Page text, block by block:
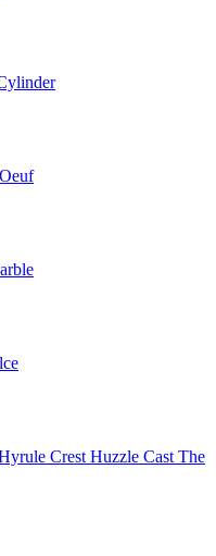
Huzzle Cast The